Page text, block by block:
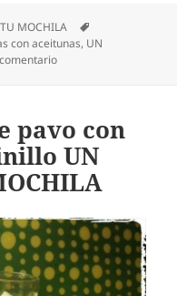
MOCHILA
con aceitunas, UN
en Bocata de sardinas
pavo con
UN